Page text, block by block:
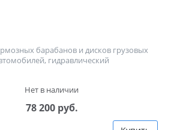
барабанов и дисков грузовых
гидравлический
Нет в наличии
78 200 руб.